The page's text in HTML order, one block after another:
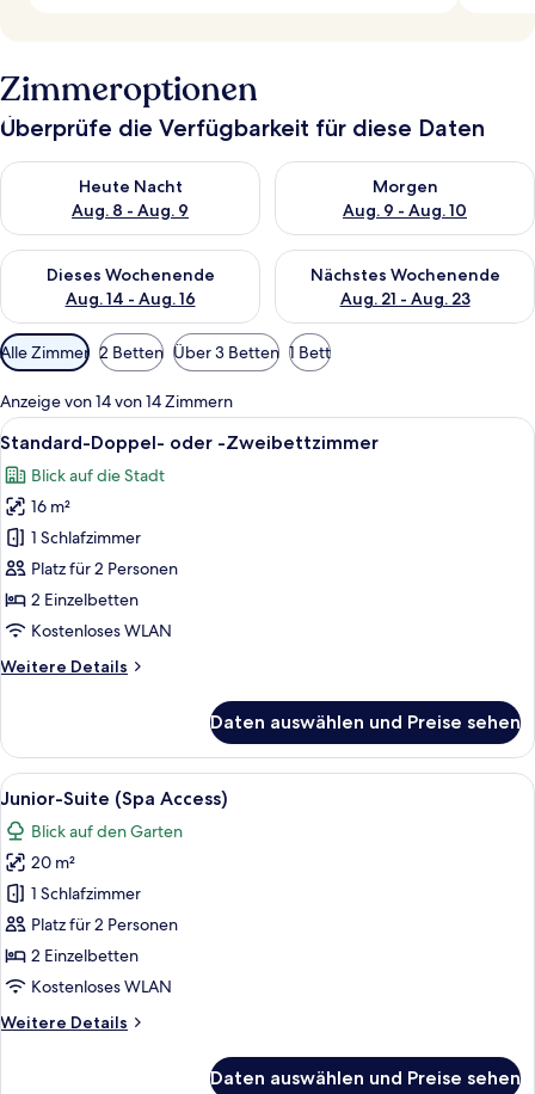
Zimmeroptionen
Überprüfe die Verfügbarkeit für diese Daten
Heute Nacht
Aug. 8 - Aug. 9
Überprüfe die Verfügbarkeit für heute Nacht, Aug. 8 - Aug. 9.
Morgen
Aug. 9 - Aug. 10
Überprüfe die Verfügbarkeit
Dieses Wochenende
Aug. 14 - Aug. 16
Überprüfe die Verfügbarkeit für dieses Wochenende, Aug. 14
Nächstes Wochenende
Aug. 21 - Aug. 23
Überprüfe die Verfügbarkeit
Verfügbare
Filter
für
Zimmer
Alle Zimmer 2 Betten Über 3 Betten 1 Bett
Anzeige von 14 von 14 Zimmern
Alle
Fotos
für
Standard-
Doppel-
oder
-
Zweibettzimmer
Ein modernes Hotelzimmer mit
6
Standard-Doppel- oder -Zweibettzimmer
Blick auf die Stadt
16 m²
1 Schlafzimmer
Platz für 2 Personen
2 Einzelbetten
Kostenloses WLAN
Weitere Details
Weitere
Doppel-
oder
-
Zweibettzimmer
Daten auswählen und Preise sehen
Alle
Fotos
für
Junior-
Suite
(Spa
Access)
anzeigen
Ein Hotelzimmer mit Bett,
6
Junior-Suite (Spa Access)
Blick auf den Garten
20 m²
1 Schlafzimmer
Platz für 2 Personen
2 Einzelbetten
Kostenloses WLAN
Weitere Details
Weitere
Daten auswählen und Preise sehen